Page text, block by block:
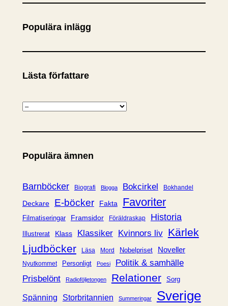
k
Populära inlägg
Lästa författare
K
t
g
r
Populära ämnen
Barnböcker Biografi Blogga Bokcirkel Bokhandel
Deckare E-böcker Fakta Favoriter
Filmatiseringar Framsidor Föräldraskap Historia
Illustrerat Klass Klassiker Kvinnors liv Kärlek
Ljudböcker
Läsa Mord Nobelpriset Noveller
Nyutkommet Personligt Poesi
Politik & samhälle
Prisbelönt
Radioföljetongen Relationer Sorg
Spänning Storbritannien Summeringar Sverige